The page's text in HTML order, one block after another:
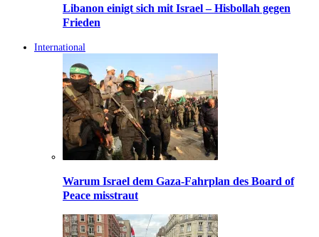
Libanon einigt sich mit Israel – Hisbollah gegen
Frieden
International
Warum Israel dem Gaza-Fahrplan des Board of
Peace misstraut